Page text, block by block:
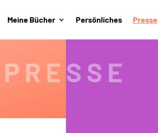
Meine Bücher Persönliches Presse
PRESSE